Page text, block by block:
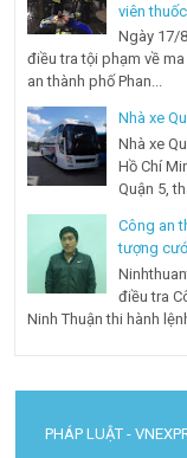
viên
Ngày 17/
điều tra tội phạm về
an thành phố Phan...
Nhà xe
Nhà xe
Hồ Chí
Quận 5,
Công an
tượng
điều tra
Ninh Thuận thi hành
PHÁP LUẬT -